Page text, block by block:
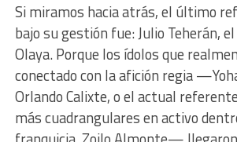
Si miramos hacia atrás, el último
bajo su gestión fue: Julio Teherán, el
Olaya. Porque los ídolos que
conectado con la afición regia
Orlando Calixte, o el actual
más cuadrangulares en activo